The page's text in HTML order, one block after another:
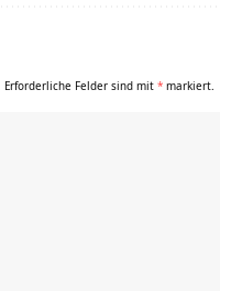
Erforderliche Felder sind mit * markiert.